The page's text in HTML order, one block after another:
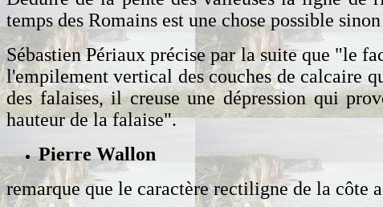
temps des Romains est une chose possible
Sébastien Périaux précise par la suite que "le
l'empilement vertical des couches de calcaire
des falaises, il creuse une dépression qui
hauteur de la falaise".
Pierre Wallon
remarque que le caractère rectiligne de la côte